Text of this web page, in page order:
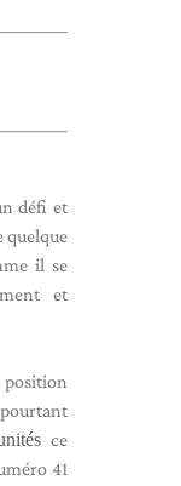
défi et
quelque
il se
et
ce
41